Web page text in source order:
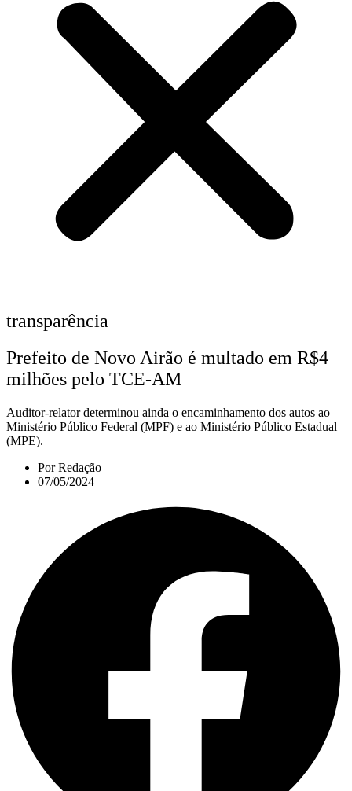
transparência
Prefeito de Novo Airão é multado em R$4
milhões pelo TCE-AM
Auditor-relator determinou ainda o encaminhamento dos autos ao
Ministério Público Federal (MPF) e ao Ministério Público Estadual
(MPE).
PorRedação
07/05/2024